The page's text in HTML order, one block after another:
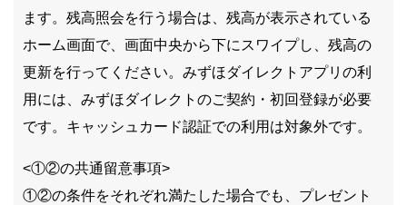
ます。残高照会を行う場合は、残高が表示されている
ホーム画面で、画面中央から下にスワイプし、残高の
更新を行ってください。みずほダイレクトアプリの利
用には、みずほダイレクトのご契約・初回登録が必要
です。キャッシュカード認証での利用は対象外です。
<①②の共通留意事項>
①②の条件をそれぞれ満たした場合でも、プレゼント